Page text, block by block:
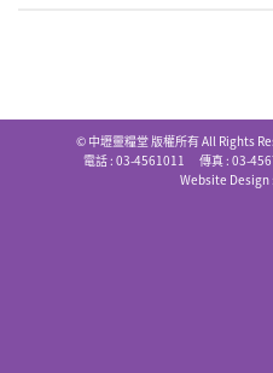
© 中壢靈糧堂 版權所有 All Rights
電話 : 03-4561011 傳真 : 03-
Website Design :